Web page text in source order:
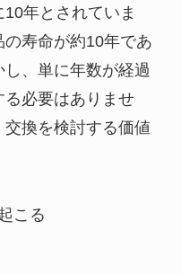
年とされていま
寿命が約10年であ
、単に年数が経過
る必要はありませ
換を検討する価値
こる